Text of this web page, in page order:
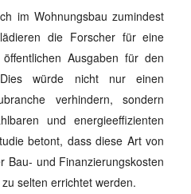
im Wohnungsbau zumindest
die Forscher für eine
Ausgaben für den
Dies würde nicht nur einen
verhindern, sondern
und energieeffizienten
betont, dass diese Art von
Bau- und Finanzierungskosten
selten errichtet werden.